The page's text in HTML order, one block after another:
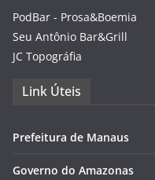
PodBar - Prosa&Boemia
Seu Antônio Bar&Grill
JC Topográfia
Link Úteis
Prefeitura de Manaus
Governo do Amazonas